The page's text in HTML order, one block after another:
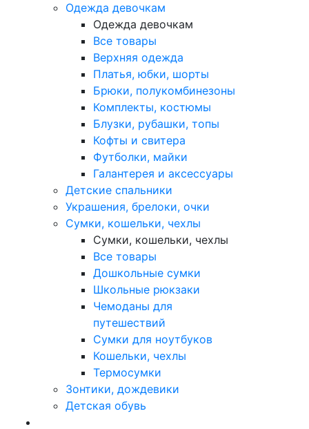
Одежда девочкам
Одежда девочкам
Все товары
Верхняя одежда
Платья, юбки, шорты
Брюки, полукомбинезоны
Комплекты, костюмы
Блузки, рубашки, топы
Кофты и свитера
Футболки, майки
Галантерея и аксессуары
Детские спальники
Украшения, брелоки, очки
Сумки, кошельки, чехлы
Сумки, кошельки, чехлы
Все товары
Дошкольные сумки
Школьные рюкзаки
Чемоданы для
путешествий
Сумки для ноутбуков
Кошельки, чехлы
Термосумки
Зонтики, дождевики
Детская обувь